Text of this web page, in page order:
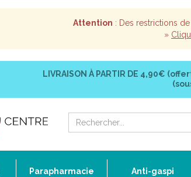
Attention : Des restrictions
»
LIVRAISON À PARTIR DE 4,90€
Parapharmacie Anti-gaspi